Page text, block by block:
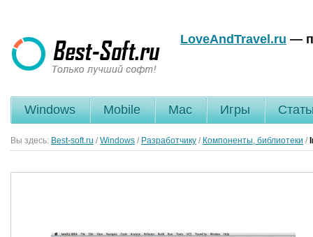
LoveAndTravel.ru —
Windows Mobile Mac Игры
Вы здесь: Best-soft.ru / Windows / Разработчику / Компоненты, библиотеки /